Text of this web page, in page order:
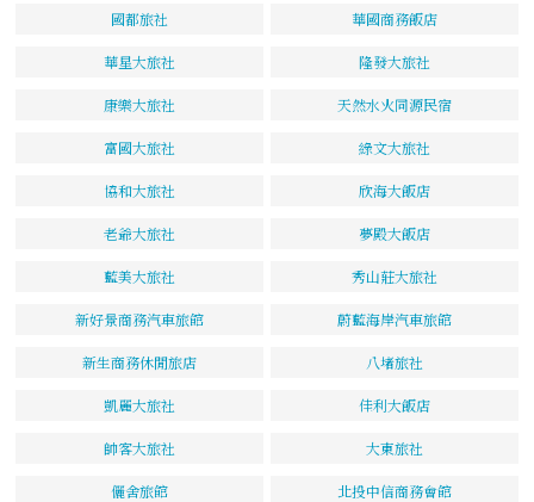
國都旅社 華國商務飯店
華星大旅社 隆發大旅社
康樂大旅社 天然水火同源民宿
富國大旅社 綠文大旅社
協和大旅社 欣海大飯店
老爺大旅社 夢殿大飯店
藍美大旅社 秀山莊大旅社
新好景商務汽車旅館 蔚藍海岸汽車旅館
新生商務休閒旅店 八堵旅社
凱麗大旅社 佳利大飯店
帥客大旅社 大東旅社
儷舍旅館 北投中信商務會館